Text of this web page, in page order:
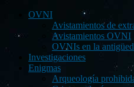
OVNI
Avistamientos de
Avistamientos OVNI
OVNIs en la
Investigaciones
Enigmas
Arqueología